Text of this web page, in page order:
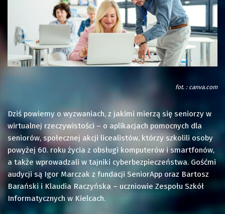
fot. : canva.com
Dziś powiemy o wyzwaniach, z jakimi mierzą się seniorzy w
wirtualnej rzeczywistości – o aplikacjach pomocnych dla
seniorów, społecznej akcji licealistów, którzy szkolili osoby
powyżej 60. roku życia z obsługi komputerów i smartfonów,
a także wprowadzali w tajniki cyberbezpieczeństwa. Gośćmi
audycji są Igor Marczak z fundacji SeniorApp oraz Bartosz
Barański i Klaudia Raczyńska – uczniowie Zespołu Szkół
Informatycznych w Kielcach.